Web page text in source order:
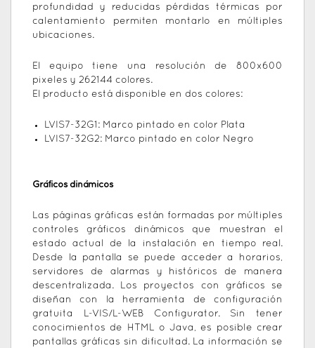
profundidad y reducidas pérdidas térmicas por
calentamiento permiten montarlo en múltiples
ubicaciones.
El equipo tiene una resolución de 800x600
pixeles y 262144 colores.
El producto está disponible en dos colores:
LVIS7-32G1: Marco pintado en color Plata
LVIS7-32G2: Marco pintado en color Negro
Gráficos dinámicos
Las páginas gráficas están formadas por múltiples
controles gráficos dinámicos que muestran el
estado actual de la instalación en tiempo real.
Desde la pantalla se puede acceder a horarios,
servidores de alarmas y históricos de manera
descentralizada. Los proyectos con gráficos se
diseñan con la herramienta de configuración
gratuita L-VIS/L-WEB Configurator. Sin tener
conocimientos de HTML o Java, es posible crear
pantallas gráficas sin dificultad. La información se